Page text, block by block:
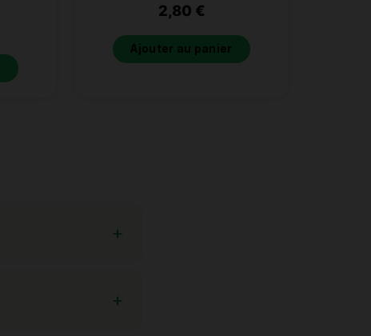
2,80 €
Ajouter au panier